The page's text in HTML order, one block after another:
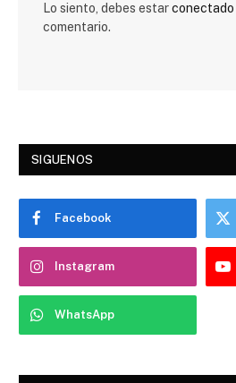
Lo siento, debes estarconectado
comentario.
SIGUENOS
Facebook
Instagram
WhatsApp